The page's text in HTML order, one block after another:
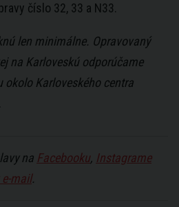
číslo 32, 33 a N33.
len minimálne. Opravovaný
na Karloveskú odporúčame
Karloveského centra
na Facebooku, Instagrame
mail.